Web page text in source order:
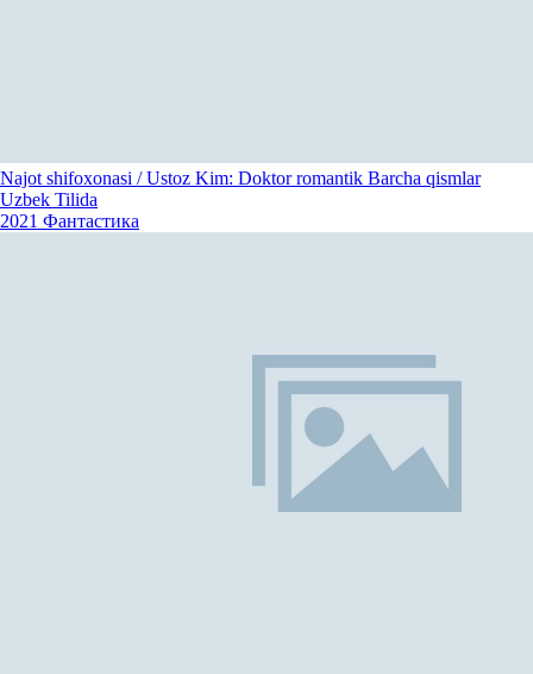
Najot shifoxonasi / Ustoz Kim: Doktor romantik Barcha qismlar
Uzbek Tilida
2021 Фантастика